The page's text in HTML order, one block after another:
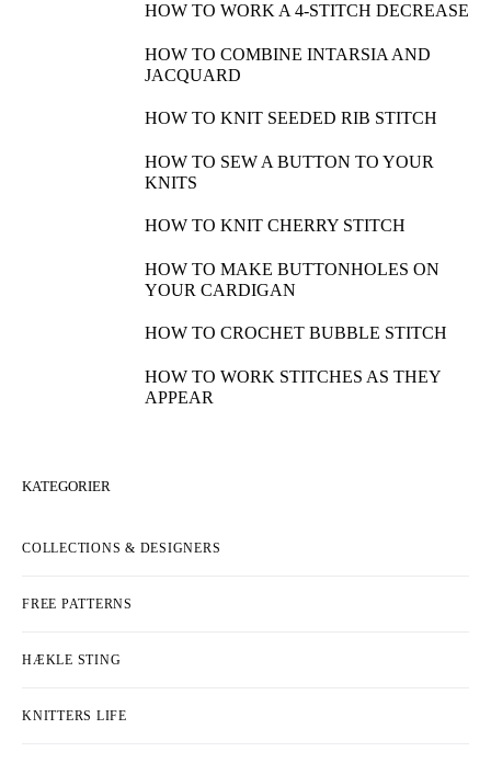
HOW TO WORK A 4-STITCH DECREASE
HOW TO COMBINE INTARSIA AND
JACQUARD
HOW TO KNIT SEEDED RIB STITCH
HOW TO SEW A BUTTON TO YOUR
KNITS
HOW TO KNIT CHERRY STITCH
HOW TO MAKE BUTTONHOLES ON
YOUR CARDIGAN
HOW TO CROCHET BUBBLE STITCH
HOW TO WORK STITCHES AS THEY
APPEAR
KATEGORIER
COLLECTIONS & DESIGNERS
FREE PATTERNS
HÆKLE STING
KNITTERS LIFE